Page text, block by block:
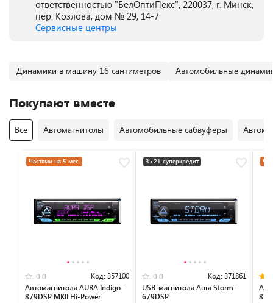
ответственностью "БелОптиПекс", 220037, г. Минск,
пер. Козлова, дом № 29, 14-7
Сервисные центры
Динамики в машину 16 сантиметров Автомобильные
Покупают вместе
Все Автомагнитолы Автомобильные сабвуферы
Частями на 5 мес.
0.0 Код: 357100
Автомагнитола AURA Indigo-
879DSP MKII Hi-Power
3+21 суперкредит
0.0 Код: 371861
USB-магнитола Aura Storm-
679DSP